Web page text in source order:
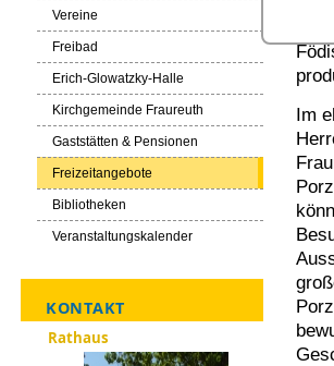
Im
Vereine
Freibad
Erich-Glowatzky-Halle
Kirchgemeinde Fraureuth
Gaststätten & Pensionen
Freizeitangebote
Bibliotheken
Veranstaltungskalender
KONTAKT
Rathaus